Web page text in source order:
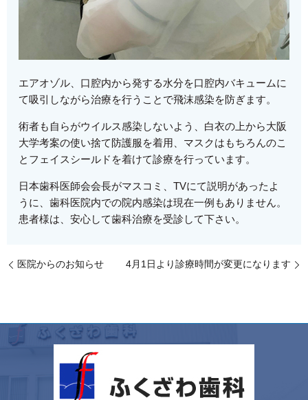
エアオゾル、口腔内から発する水分を口腔内バキュームに
て吸引しながら治療を行うことで飛沫感染を防ぎます。
術者も自らがウイルス感染しないよう、白衣の上から大阪
大学考案の使い捨て防護服を着用、マスクはもちろんのこ
とフェイスシールドを着けて診療を行っています。
日本歯科医師会会長がマスコミ、TVにて説明があったよ
うに、歯科医院内での院内感染は現在一例もありません。
患者様は、安心して歯科治療を受診して下さい。
医院からのお知らせ 4月1日より診療時間が変更になります